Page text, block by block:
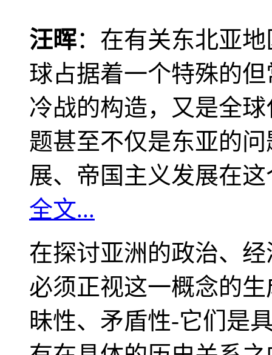
汪晖：在有关东北亚
球占据着一个特殊的
冷战的构造，又是全
题甚至不仅是东亚的
展、帝国主义发展在
全文...
在探讨亚洲的政治、
必须正视这一概念的
昧性、矛盾性-它们是